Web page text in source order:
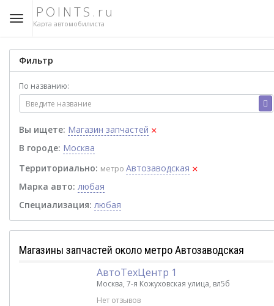
POINTS.ru
Карта автомобилиста
Фильтр
По названию:
Вы ищете: Магазин запчастей ×
В городе: Москва
Территориально: метро Автозаводская ×
Марка авто: любая
Специализация: любая
Магазины запчастей около метро Автозаводская
АвтоТехЦентр 1
Москва, 7-я Кожуховская улица, вл5б
Нет отзывов